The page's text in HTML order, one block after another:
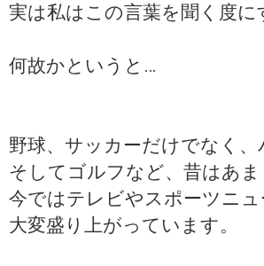
実は私はこの言葉を聞く度
何故かというと…
野球、サッカーだけでなく
そしてゴルフなど、昔はあ
今ではテレビやスポーツニ
大変盛り上がっています。